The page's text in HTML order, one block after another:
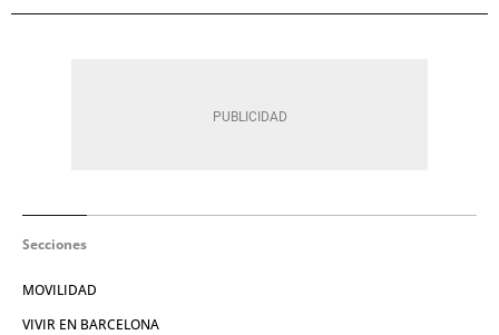
Secciones
MOVILIDAD
VIVIR EN BARCELONA